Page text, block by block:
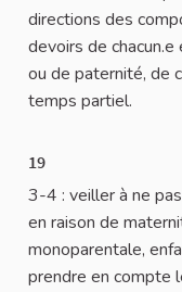
directions des
devoirs de
ou de paternité, de
temps partiel.
19
3-4 : veiller à ne
en raison de
monoparentale,
prendre en compte